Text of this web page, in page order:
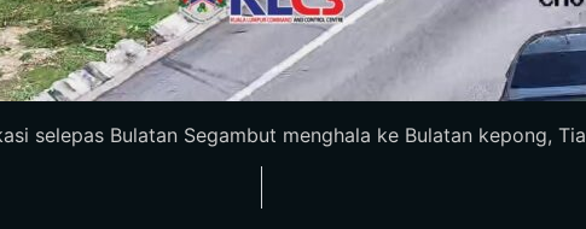
selepas Bulatan Segambut menghala ke Bulatan kepong,